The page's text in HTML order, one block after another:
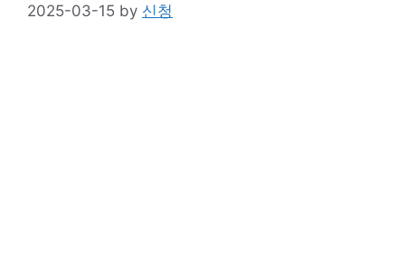
2025-03-15 by 신청